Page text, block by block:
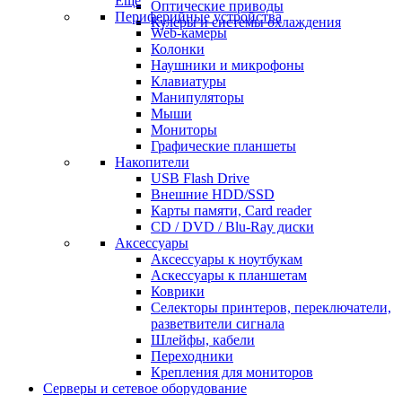
Оптические приводы
Кулеры и системы охлаждения
Периферийные устройства
Web-камеры
Колонки
Наушники и микрофоны
Клавиатуры
Манипуляторы
Мыши
Мониторы
Графические планшеты
Накопители
USB Flash Drive
Внешние HDD/SSD
Карты памяти, Card reader
CD / DVD / Blu-Ray диски
Аксессуары
Аксессуары к ноутбукам
Аскессуары к планшетам
Коврики
Селекторы принтеров, переключатели,
разветвители сигнала
Шлейфы, кабели
Переходники
Крепления для мониторов
Серверы и сетевое оборудование